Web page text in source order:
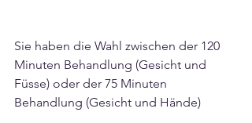
Sie haben die Wahl zwischen der 120
Minuten Behandlung (Gesicht und
Füsse) oder der 75 Minuten
Behandlung (Gesicht und Hände)